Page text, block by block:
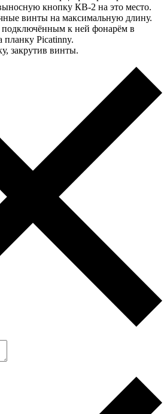
кнопку КВ-2 на это место.
винты на максимальную длину.
подключённым к ней фонарём в
планку Picatinny.
закрутив винты.